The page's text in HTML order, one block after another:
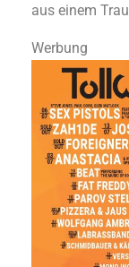
aus einem
Werbung